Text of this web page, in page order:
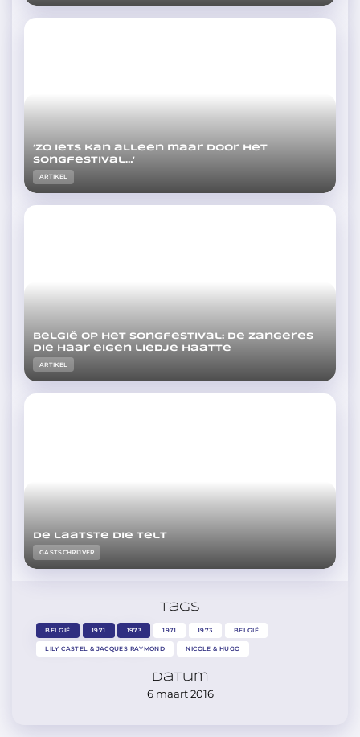
‘Zo iets kan alleen maar door het
Songfestival…’
ARTIKEL
België op het Songfestival: de zangeres
die haar eigen liedje haatte
ARTIKEL
De laatste die telt
GASTSCHRIJVER
Tags
BELGIË 1971 1973 1971 1973 BELGIË
LILY CASTEL & JACQUES RAYMOND NICOLE & HUGO
Datum
6 maart 2016